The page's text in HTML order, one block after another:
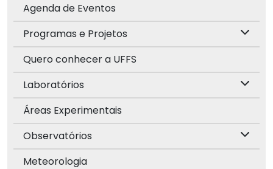
Agenda de Eventos
Programas e Projetos
Quero conhecer a UFFS
Laboratórios
Áreas Experimentais
Observatórios
Meteorologia